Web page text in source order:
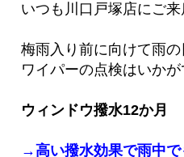
いつも川口戸塚店にご
梅雨入り前に向けて雨
ワイパーの点検はいかが
ウィンドウ撥水12か月
→高い撥水効果で雨中で